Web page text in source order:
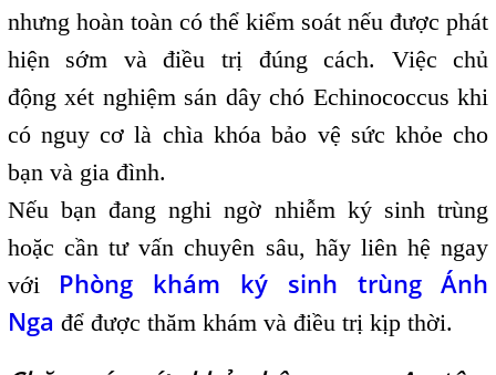
nhưng hoàn toàn có thể kiểm soát nếu được phát
hiện sớm và điều trị đúng cách. Việc chủ
động xét nghiệm sán dây chó Echinococcus khi
có nguy cơ là chìa khóa bảo vệ sức khỏe cho
bạn và gia đình.
Nếu bạn đang nghi ngờ nhiễm ký sinh trùng
hoặc cần tư vấn chuyên sâu, hãy liên hệ ngay
với Phòng khám ký sinh trùng Ánh
Nga để được thăm khám và điều trị kịp thời.